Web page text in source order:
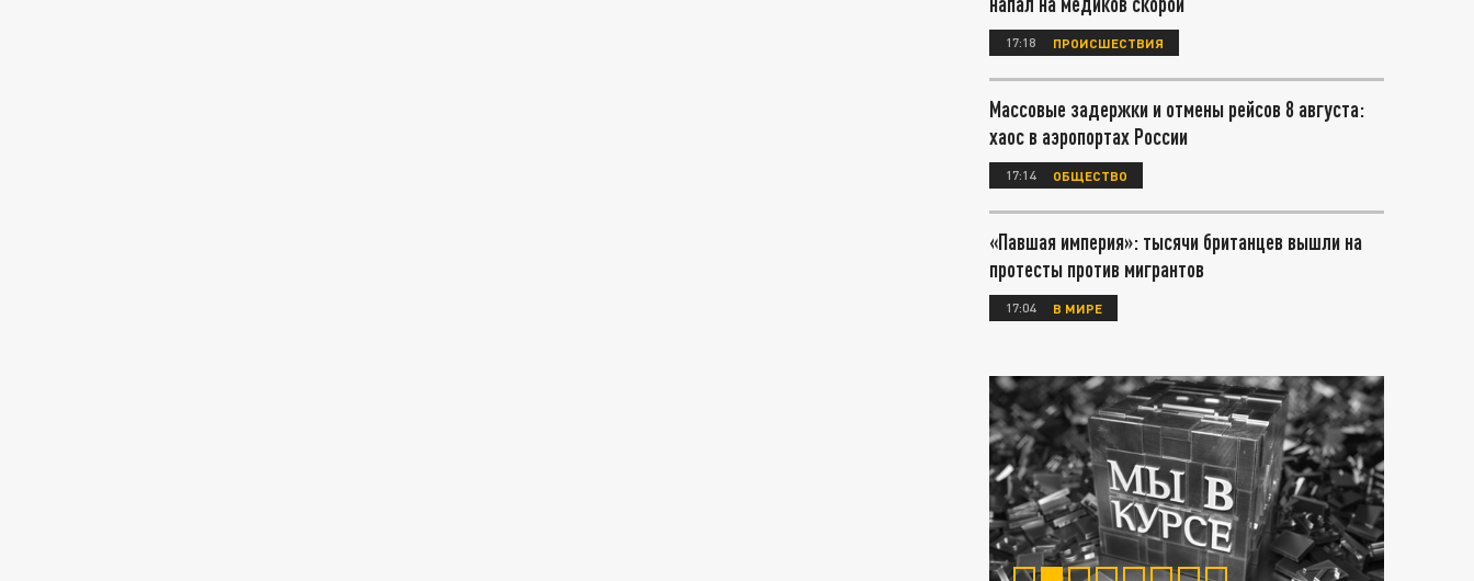
17:18 ПРОИСШЕСТВИЯ
Массовые задержки и отмены рейсов 8 августа:
хаос в аэропортах России
17:14 ОБЩЕСТВО
«Павшая империя»: тысячи британцев вышли на
протесты против мигрантов
17:04 В МИРЕ